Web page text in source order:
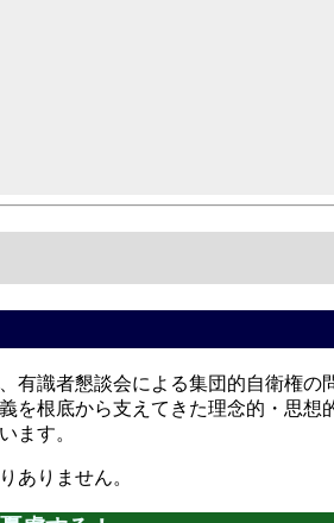
有識者懇談会による集団的自衛権の
を根底から支えてきた理念的・思想
ます。
ありません。